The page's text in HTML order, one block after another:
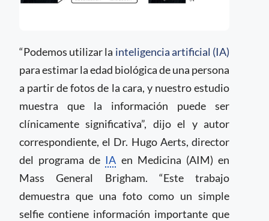
“Podemos utilizar la inteligencia artificial (IA)
para estimar la edad biológica de una persona
a partir de fotos de la cara, y nuestro estudio
muestra que la información puede ser
clínicamente significativa”, dijo el y autor
correspondiente, el Dr. Hugo Aerts, director
del programa de IA en Medicina (AIM) en
Mass General Brigham. “Este trabajo
demuestra que una foto como un simple
selfie contiene información importante que